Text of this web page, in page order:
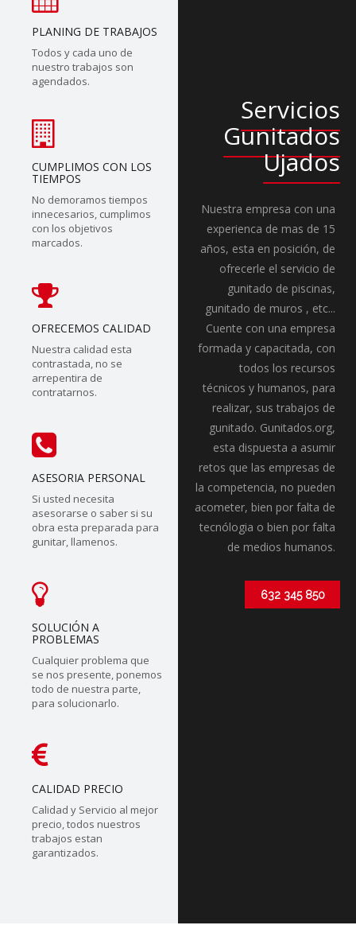
PLANING DE TRABAJOS
Todos y cada uno de
nuestro trabajos son
agendados.
CUMPLIMOS CON LOS
TIEMPOS
No demoramos tiempos
innecesarios, cumplimos
con los objetivos
marcados.
OFRECEMOS CALIDAD
Nuestra calidad esta
contrastada, no se
arrepentira de
contratarnos.
ASESORIA PERSONAL
Si usted necesita
asesorarse o saber si su
obra esta preparada para
gunitar, llamenos.
SOLUCIÓN A
PROBLEMAS
Cualquier problema que
se nos presente, ponemos
todo de nuestra parte,
para solucionarlo.
CALIDAD PRECIO
Calidad y Servicio al mejor
precio, todos nuestros
trabajos estan
garantizados.
Servicios
Gunitados
Ujados
Nuestra empresa con una
experienca de mas de 15
años, esta en posición, de
ofrecerle el servicio de
gunitado de piscinas,
gunitado de muros , etc...
Cuente con una empresa
formada y capacitada, con
todos los recursos
técnicos y humanos, para
realizar, sus trabajos de
gunitado. Gunitados.org,
esta dispuesta a asumir
retos que las empresas de
la competencia, no pueden
acometer, bien por falta de
tecnólogia o bien por falta
de medios humanos.
632 345 850